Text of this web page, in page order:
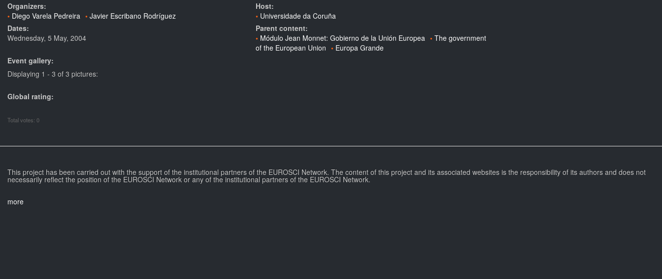
Organizers:
Diego Varela Pedreira
Javier Escribano Rodríguez
Dates:
Wednesday, 5 May, 2004
Host:
Universidade da Coruña
Parent content:
Módulo Jean Monnet: Gobierno de la Unión Europea
The government
of the European Union
Europa Grande
Event gallery:
Displaying 1 - 3 of 3 pictures:
Global rating:
Total votes: 0
This project has been carried out with the support of the institutional partners of the EUROSCI Network. The content of this project and its associated websites is the responsibility of its authors and does not
necessarily reflect the position of the EUROSCI Network or any of the institutional partners of the EUROSCI Network.
more